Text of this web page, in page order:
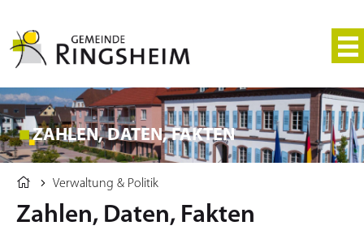
ZAHLEN, DATEN, FAKTEN
Verwaltung & Politik
Zahlen, Daten, Fakten